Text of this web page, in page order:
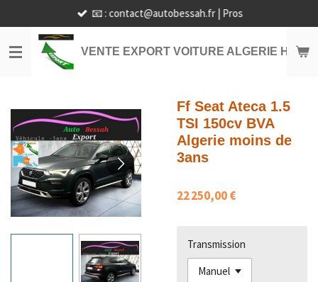
au
contenu
principal
VENTE EXPORT VOITURE ALGERIE HORS
📧 : contact@autobessah.fr | Pros
Ff Seat Ateca 1.5
TSI 150cv BVA
Algerie moins de
3ans
22 250,00 €
Transmission